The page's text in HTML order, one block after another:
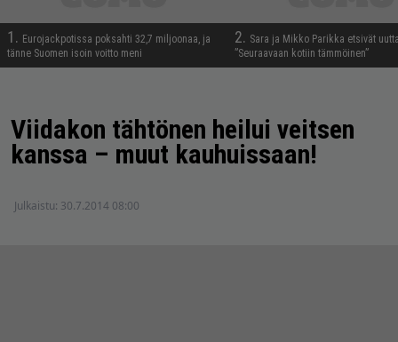
1. Eurojackpotissa poksahti 32,7 miljoonaa, ja
tänne Suomen isoin voitto meni
2. Sara ja Mikko Parikka etsivät
”Seuraavaan kotiin tämmöinen”
Viidakon tähtönen heilui veitsen
kanssa – muut kauhuissaan!
Julkaistu: 30.7.2014 08:00